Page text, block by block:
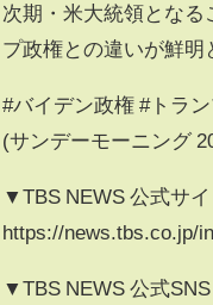
次期・米大統領とな
プ政権との違いが鮮明
#バイデン政権 #トラ
(サンデーモーニング
▼TBS NEWS 公式サイ
https://news.tbs.co.jp/
▼TBS NEWS 公式